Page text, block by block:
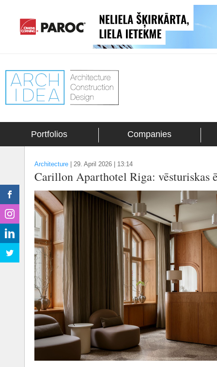
Portfolios Companies
Architecture 29. April 2026 | 13:14
Carillon Aparthotel Riga: vēsturiskas